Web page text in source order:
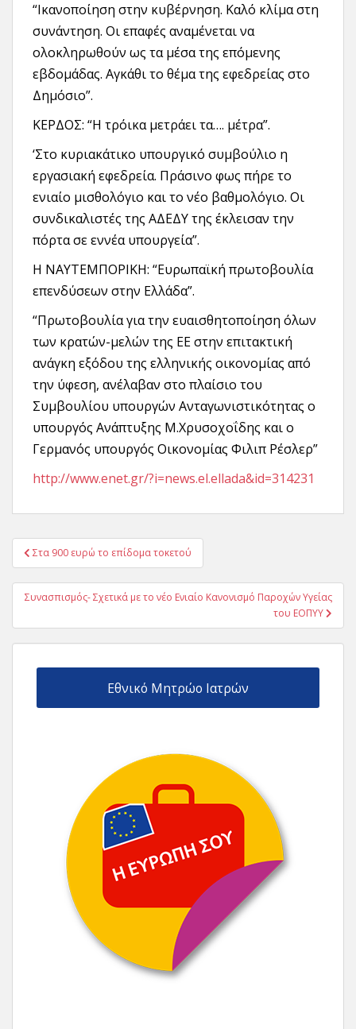
“Ικανοποίηση στην κυβέρνηση. Καλό κλίμα στη
συνάντηση. Οι επαφές αναμένεται να
ολοκληρωθούν ως τα μέσα της επόμενης
εβδομάδας. Αγκάθι το θέμα της εφεδρείας στο
Δημόσιο”.
ΚΕΡΔΟΣ: “Η τρόικα μετράει τα…. μέτρα”.
‘Στο κυριακάτικο υπουργικό συμβούλιο η
εργασιακή εφεδρεία. Πράσινο φως πήρε το
ενιαίο μισθολόγιο και το νέο βαθμολόγιο. Οι
συνδικαλιστές της ΑΔΕΔΥ της έκλεισαν την
πόρτα σε εννέα υπουργεία”.
Η ΝΑΥΤΕΜΠΟΡΙΚΗ: “Ευρωπαϊκή πρωτοβουλία
επενδύσεων στην Ελλάδα”.
“Πρωτοβουλία για την ευαισθητοποίηση όλων
των κρατών-μελών της ΕΕ στην επιτακτική
ανάγκη εξόδου της ελληνικής οικονομίας από
την ύφεση, ανέλαβαν στο πλαίσιο του
Συμβουλίου υπουργών Ανταγωνιστικότητας ο
υπουργός Ανάπτυξης Μ.Χρυσοχοΐδης και ο
Γερμανός υπουργός Οικονομίας Φιλιπ Ρέσλερ”
http://www.enet.gr/?i=news.el.ellada&id=314231
Πλοήγηση
άρθρων
Στα 900 ευρώ το επίδομα τοκετού
Συνασπισμός- Σχετικά με το νέο Ενιαίο Κανονισμό Παροχών Υγείας
του ΕΟΠΥΥ
Εθνικό Μητρώο Ιατρών